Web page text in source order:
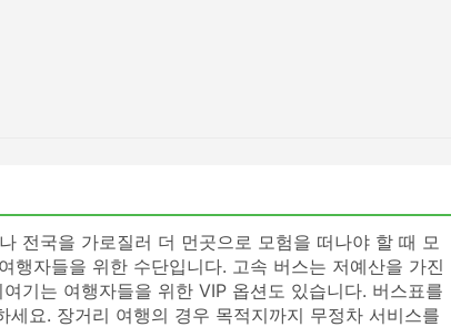
전국을 가로질러 더 먼곳으로 모험을 떠나야 할 때 모
행자들을 위한 수단입니다. 고속 버스는 저예산을 가진
기는 여행자들을 위한 VIP 옵션도 있습니다. 버스표를
요. 장거리 여행의 경우 목적지까지 무정차 서비스를